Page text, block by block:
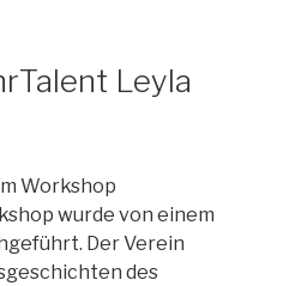
Leyla
Workshop
wurde von einem
Der Verein
des